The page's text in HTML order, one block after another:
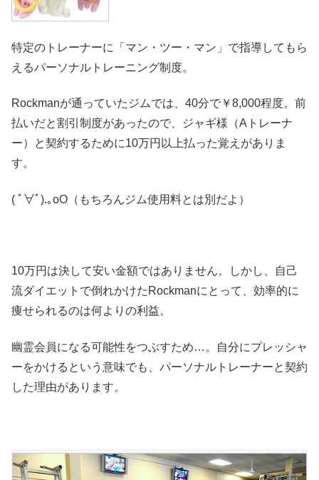
特定のトレーナーに「マン・ツー・マン」で指導してもら
えるパーソナルトレーニング制度。
Rockmanが通っていたジムでは、40分で￥8,000程度。前
払いだと割引制度があったので、ジャギ様（Aトレーナ
ー）と契約するために10万円以上払った覚えがありま
す。
( ﾟ∀ﾟ).｡oO（もちろんジム使用料とは別だよ）
10万円は決して安い金額ではありません。しかし、自己
流ダイエットで倒れかけたRockmanにとって、効率的に
痩せられるのは何よりの利益。
幽霊会員になる可能性をつぶすため…。自分にプレッシャ
ーをかけるという意味でも、パーソナルトレーナーと契約
した理由があります。